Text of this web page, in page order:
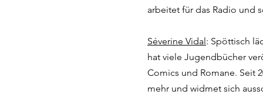
arbeitet für das Radio und
Séverine Vidal: Spöttisch
hat viele Jugendbücher
Comics und Romane. Seit
mehr und widmet sich